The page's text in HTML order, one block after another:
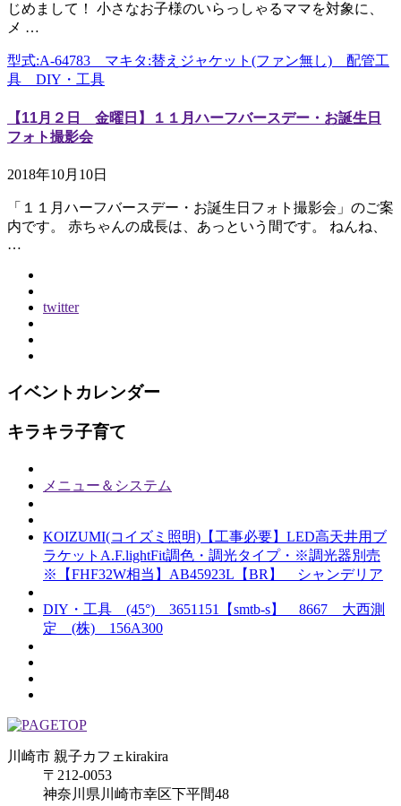
じめまして！ 小さなお子様のいらっしゃるママを対象に、
メ …
型式:A-64783 マキタ:替えジャケット(ファン無し) 配管工
具 DIY・工具
【11月２日 金曜日】１１月ハーフバースデー・お誕生日
フォト撮影会
2018年10月10日
「１１月ハーフバースデー・お誕生日フォト撮影会」のご案
内です。 赤ちゃんの成長は、あっという間です。 ねんね、
…
twitter
イベントカレンダー
キラキラ子育て
メニュー＆システム
KOIZUMI(コイズミ照明)【工事必要】LED高天井用ブ
ラケットA.F.lightFit調色・調光タイプ・※調光器別売
※【FHF32W相当】AB45923L【BR】 シャンデリア
DIY・工具 (45°) 3651151【smtb-s】 8667 大西測
定 (株) 156A300
川崎市 親子カフェkirakira
〒212-0053
神奈川県川崎市幸区下平間48